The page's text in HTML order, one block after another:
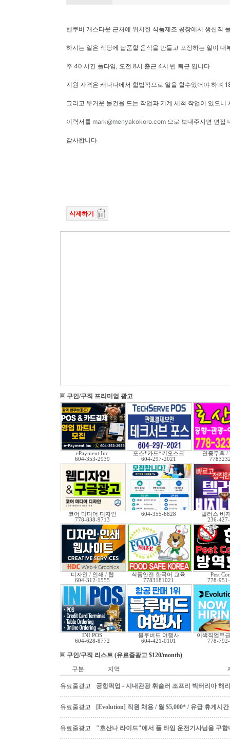
밴쿠버 개스타운 근처에 위치한 식품제조 공장에서 생산직
하시는 일은 식당에 납품할 음식을 만들고 포장하는 일이 대
주 40 시간 풀타임, 오전 8시 출근 4시 반 퇴근 입니다
지원 자격은 캐나다에서 합법적으로 일을 할수있어야 하며
그리고 무거운 물건을 드는 작업과 기계 세척 작업이 있으
이력서를 mark@menyakokoro.com 으로 보내주시면 면접
감사합니다.
삭제하기
구인/구직 프리미엄 광고
ePayment Inc
604-353-2939
포스*카드*키오스크
604-297-2021
연중무휴 /
코어 미디어 디자인
778-838-9713
604-355-6828
텔러스 비
236-
디자인 / 인쇄 / 웹
604-312-1555
식품안전 한국어 교육
7783181021
Pest
778-
INI POS
604-628-8772
블루버드 여행사
604-421-0101
이색직업유
778-
구인/구직 리스트 (유료줄광고 $120/month)
구분
지역
유료줄광고 공항픽업 - 시내관광 휘슬러 조프리 빅터리아 해
유료줄광고 [Evolution] 직원 채용 / 월 $5,000* / 유급 휴게시
유료줄광고 "호산나 라이드"에서 풀 타임 운전기사님을 구합